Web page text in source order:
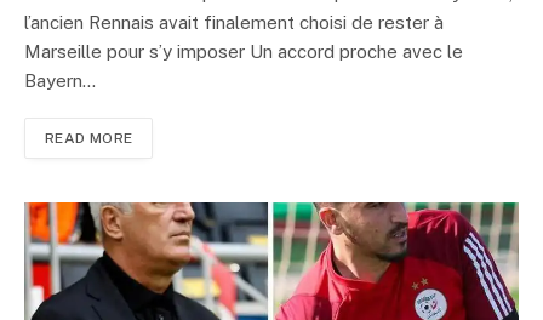
l’ancien Rennais avait finalement choisi de rester à
Marseille pour s’y imposer Un accord proche avec le
Bayern…
READ MORE